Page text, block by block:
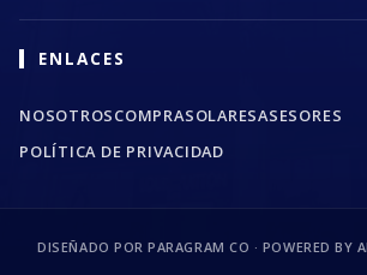
ENLACES
NOSOTROSCOMPRASOLARESASESORES
POLÍTICA DE PRIVACIDAD
DISEÑADO POR PARAGRAM CO · POWERED BY